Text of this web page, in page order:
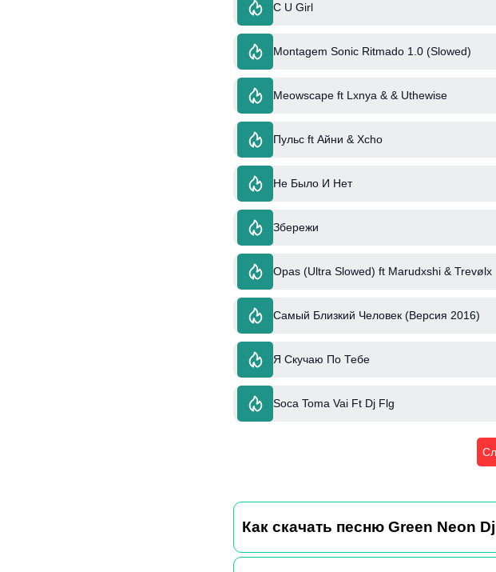
C U Girl
Montagem Sonic Ritmado 1.0 (Slowed)
Meowscape ft Lxnya & & Uthewise
Пульс ft Айни & Xcho
Не Было И Нет
Збережи
Opas (Ultra Slowed) ft Marudxshi & Trevølx
Самый Близкий Человек (Версия 2016)
Я Скучаю По Тебе
Soca Toma Vai Ft Dj Flg
Как скачать песню Green Neon